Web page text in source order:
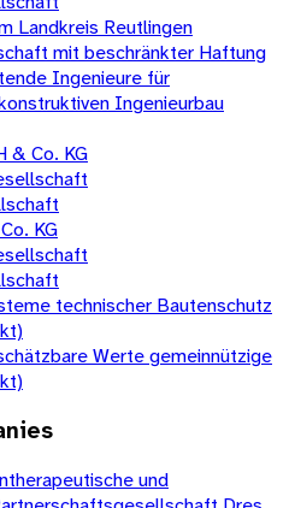
Landkreis Reutlingen
mit beschränkter Haftung
Ingenieure für
Ingenieurbau
& Co. KG
KG
technischer Bautenschutz
Werte gemeinnützige
und